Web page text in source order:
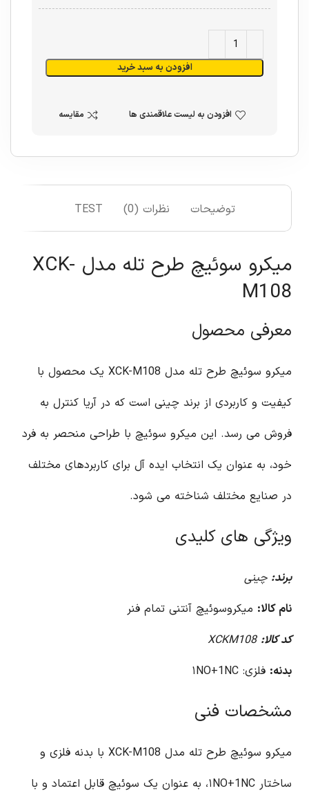
افزودن به سبد خرید
افزودن به لیست علاقمندی ها مقایسه
توضیحات نظرات (0) TEST
میکرو سوئیچ طرح تله مدل XCK-
M108
معرفی محصول
میکرو سوئیچ طرح تله مدل XCK-M108 یک محصول با
کیفیت و کاربردی از برند چینی است که در آریا کنترل به
فروش می رسد. این میکرو سوئیچ با طراحی منحصر به فرد
خود، به عنوان یک انتخاب ایده آل برای کاربردهای مختلف
در صنایع مختلف شناخته می شود.
ویژگی های کلیدی
برند: چینی
نام کالا: میکروسوئیچ آنتنی تمام فنر
کد کالا: XCKM108
بدنه: فلزی: ۱NO+1NC
مشخصات فنی
میکرو سوئیچ طرح تله مدل XCK-M108 با بدنه فلزی و
ساختار ۱NO+1NC، به عنوان یک سوئیچ قابل اعتماد و با